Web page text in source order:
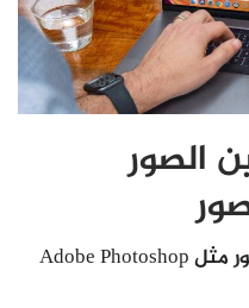
الصور
تعمل العديد من برامج تحرير الصور مثل Adobe Photoshop